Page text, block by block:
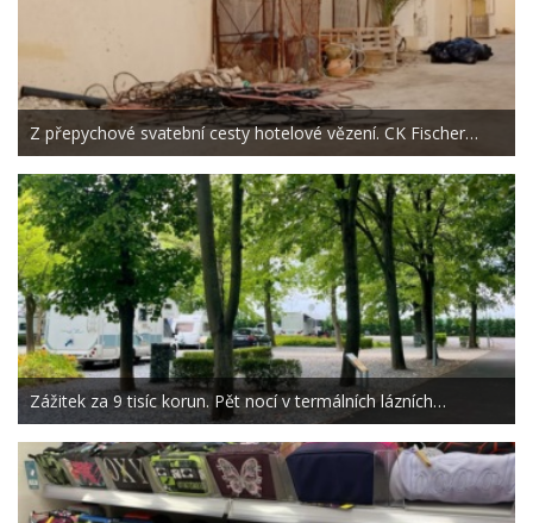
Z přepychové svatební cesty hotelové vězení. CK Fischer…
Zážitek za 9 tisíc korun. Pět nocí v termálních lázních…